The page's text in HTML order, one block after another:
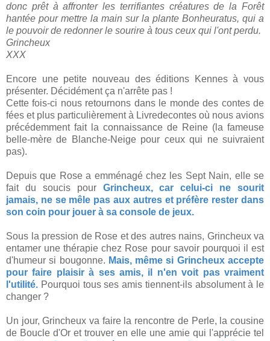
donc prêt à affronter les terrifiantes créatures de la Forêt
hantée pour mettre la main sur la plante Bonheuratus, qui a
le pouvoir de redonner le sourire à tous ceux qui l'ont perdu.
Grincheux
XXX
Encore une petite nouveau des éditions Kennes à vous
présenter. Décidément ça n'arrête pas !
Cette fois-ci nous retournons dans le monde des contes de
fées et plus particulièrement à Livredecontes où nous avions
précédemment fait la connaissance de Reine (la fameuse
belle-mère de Blanche-Neige pour ceux qui ne suivraient
pas).
Depuis que Rose a emménagé chez les Sept Nain, elle se
fait du soucis pour Grincheux, car celui-ci ne sourit
jamais, ne se mêle pas aux autres et préfère rester dans
son coin pour jouer à sa console de jeux.
Sous la pression de Rose et des autres nains, Grincheux va
entamer une thérapie chez Rose pour savoir pourquoi il est
d'humeur si bougonne. Mais, même si Grincheux accepte
pour faire plaisir à ses amis, il n'en voit pas vraiment
l'utilité. Pourquoi tous ses amis tiennent-ils absolument à le
changer ?
Un jour, Grincheux va faire la rencontre de Perle, la cousine
de Boucle d'Or et trouver en elle une amie qui l'apprécie tel